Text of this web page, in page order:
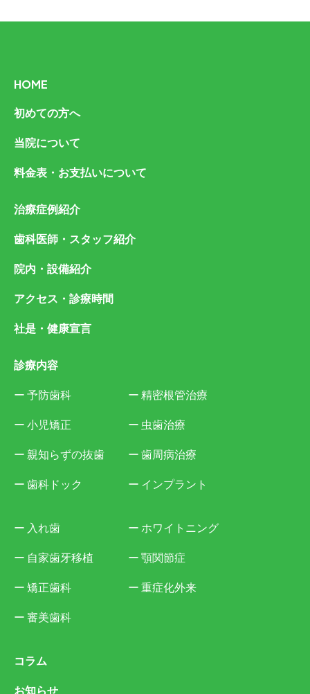
HOME
初めての方へ
当院について
料金表・お支払いについて
治療症例紹介
歯科医師・スタッフ紹介
院内・設備紹介
アクセス・診療時間
社是・健康宣言
診療内容
予防歯科
小児矯正
親知らずの抜歯
歯科ドック
精密根管治療
虫歯治療
歯周病治療
インプラント
入れ歯
自家歯牙移植
矯正歯科
審美歯科
ホワイトニング
顎関節症
重症化外来
コラム
お知らせ